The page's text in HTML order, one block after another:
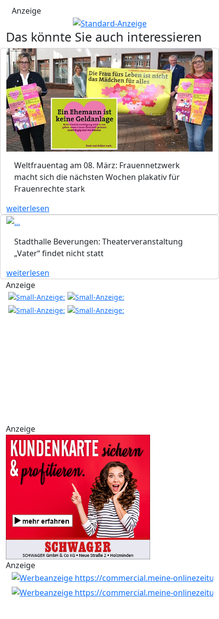
Anzeige
Das könnte Sie auch interessieren
Weltfrauentag am 08. März: Frauennetzwerk
macht sich die nächsten Wochen plakativ für
Frauenrechte stark
weiterlesen
Stadthalle Beverungen: Theaterveranstaltung
„Vater“ findet nicht statt
weiterlesen
Anzeige
Anzeige
Anzeige